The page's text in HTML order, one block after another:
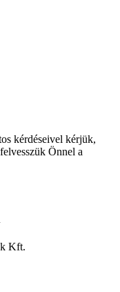
kérdéseivel kérjük,
Önnel a
Kft.